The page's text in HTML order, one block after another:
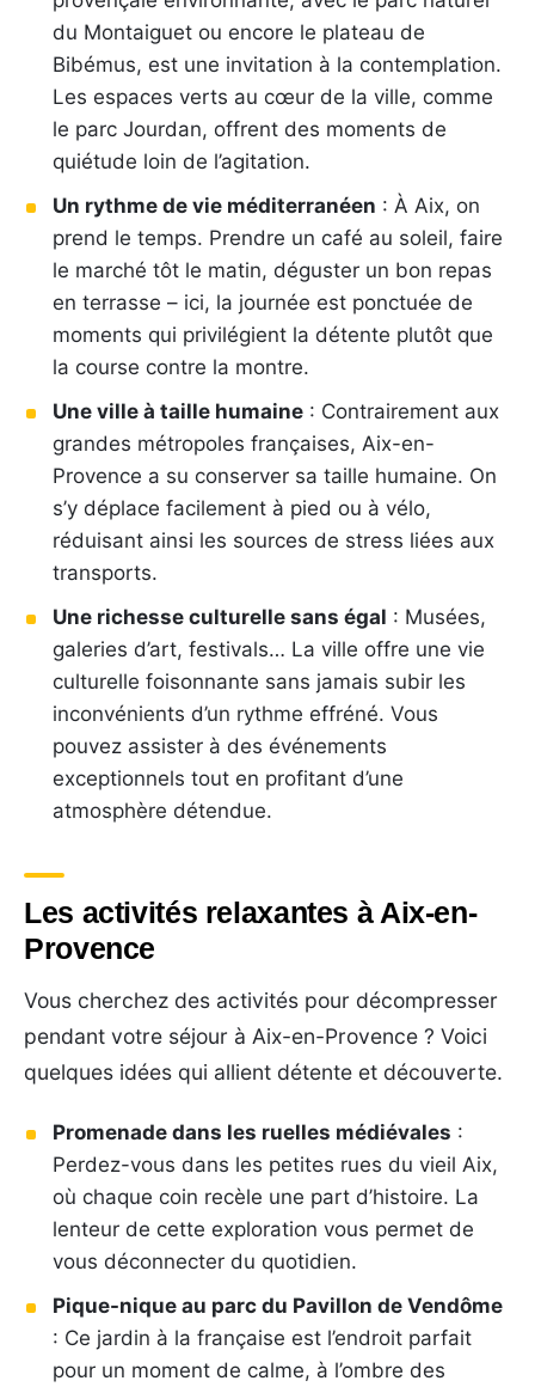
du Montaiguet ou encore le plateau de
Bibémus, est une invitation à la contemplation.
Les espaces verts au cœur de la ville, comme
le parc Jourdan, offrent des moments de
quiétude loin de l’agitation.
Un rythme de vie méditerranéen : À Aix, on
prend le temps. Prendre un café au soleil, faire
le marché tôt le matin, déguster un bon repas
en terrasse – ici, la journée est ponctuée de
moments qui privilégient la détente plutôt que
la course contre la montre.
Une ville à taille humaine : Contrairement aux
grandes métropoles françaises, Aix-en-
Provence a su conserver sa taille humaine. On
s’y déplace facilement à pied ou à vélo,
réduisant ainsi les sources de stress liées aux
transports.
Une richesse culturelle sans égal : Musées,
galeries d’art, festivals… La ville offre une vie
culturelle foisonnante sans jamais subir les
inconvénients d’un rythme effréné. Vous
pouvez assister à des événements
exceptionnels tout en profitant d’une
atmosphère détendue.
Les activités relaxantes à Aix-en-
Provence
Vous cherchez des activités pour décompresser
pendant votre séjour à Aix-en-Provence ? Voici
quelques idées qui allient détente et découverte.
Promenade dans les ruelles médiévales :
Perdez-vous dans les petites rues du vieil Aix,
où chaque coin recèle une part d’histoire. La
lenteur de cette exploration vous permet de
vous déconnecter du quotidien.
Pique-nique au parc du Pavillon de Vendôme
: Ce jardin à la française est l’endroit parfait
pour un moment de calme, à l’ombre des